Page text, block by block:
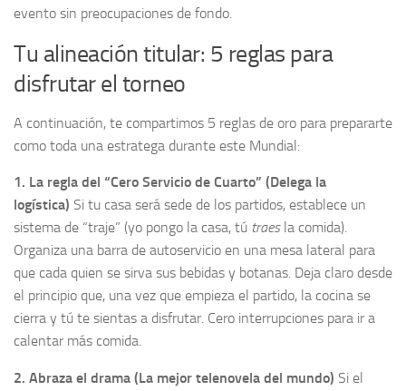
evento sin preocupaciones de fondo.
Tu alineación titular: 5 reglas para
disfrutar el torneo
A continuación, te compartimos 5 reglas de oro para prepararte
como toda una estratega durante este Mundial:
1. La regla del “Cero Servicio de Cuarto” (Delega la
logística) Si tu casa será sede de los partidos, establece un
sistema de “traje” (yo pongo la casa, tú traesla comida).
Organiza una barra de autoservicio en una mesa lateral para
que cada quien se sirva sus bebidas y botanas. Deja claro desde
el principio que, una vez que empieza el partido, la cocina se
cierra y tú te sientas a disfrutar. Cero interrupciones para ir a
calentar más comida.
2. Abraza el drama (La mejor telenovela del mundo) Si el